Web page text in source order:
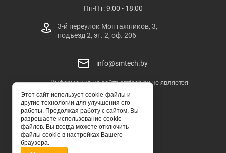
SMTECH.BY
© ООО "СМТЕХ-БЕЛ"
Пн-Пт: 9:00 - 18:00
3-й переулок Монтажников, 3,
подъезд 2, эт. 2, оф. 206
info@smtech.by
Информация на сайте smtech.by не является
публичной офертой
Этот сайт использует cookie-файлы и
другие технологии для улучшения его
работы. Продолжая работу с сайтом, Вы
разрешаете использование cookie-
файлов. Вы всегда можете отключить
файлы cookie в настройках Вашего
браузера.